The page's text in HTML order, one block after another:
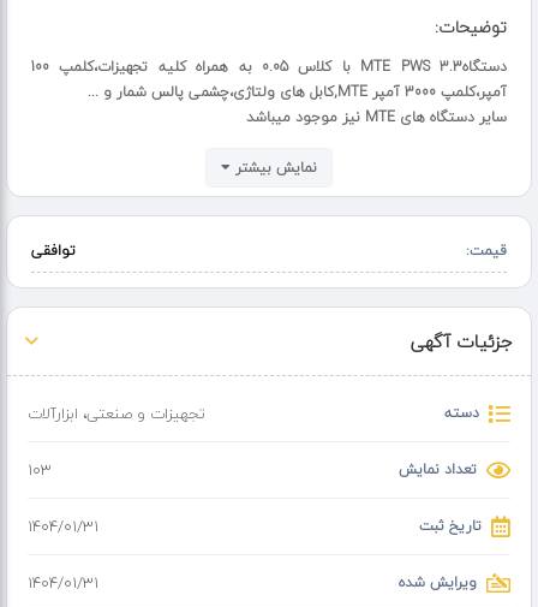
توضیحات:
دستگاهMTE PWS 3.3 با کلاس 0.05 به همراه کلیه تجهیزات،کلمپ 100
آمپر،کلمپ 3000 آمپر MTE,کابل های ولتاژی،چشمی پالس شمار و ...
سایر دستگاه های MTE نیز موجود میباشد
نمایش بیشتر
قیمت: توافقی
جزئیات آگهی
دسته تجهیزات و صنعتی، ابزارآلات
تعداد نمایش 103
تاریخ ثبت ۱۴۰۴/۰۱/۳۱
ویرایش شده ۱۴۰۴/۰۱/۳۱